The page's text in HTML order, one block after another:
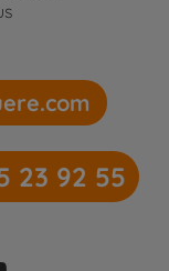
23 92 55